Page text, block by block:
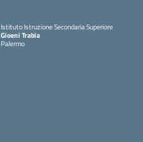
Istituto Istruzione Secondaria Superiore
Gioeni Trabia
Palermo